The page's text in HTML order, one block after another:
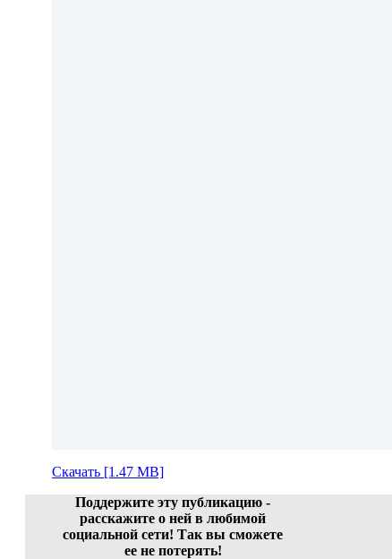
Скачать [1.47 MB]
Поддержите эту публикацию -
расскажите о ней в любимой
социальной сети! Так вы сможете
ее не потерять!